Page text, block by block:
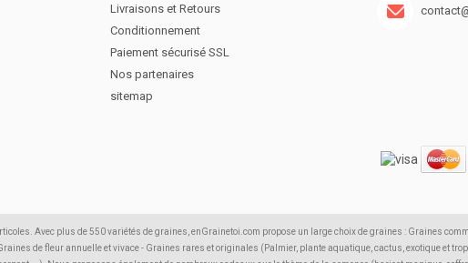
Livraisons et Retours
Conditionnement
Paiement sécurisé SSL
Nos partenaires
sitemap
Avec plus de 550 variétés de graines, enGrainetoi.com propose un large choix de graines : Graines
de fleur annuelle et vivace - Graines rares et originales (Palmier, plante aquatique, cactus, exotique et